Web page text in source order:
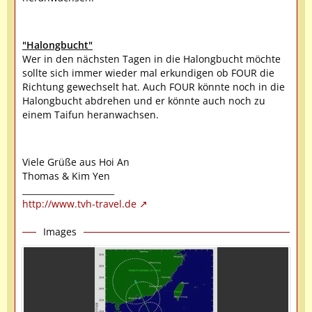
"Halongbucht"
Wer in den nächsten Tagen in die Halongbucht möchte
sollte sich immer wieder mal erkundigen ob FOUR die
Richtung gewechselt hat. Auch FOUR könnte noch in die
Halongbucht abdrehen und er könnte auch noch zu
einem Taifun heranwachsen.
Viele Grüße aus Hoi An
Thomas & Kim Yen
http://www.tvh-travel.de
Images